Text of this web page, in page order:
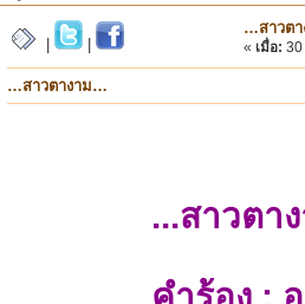
…สาวต
« เมื่อ: 30
…สาวตางาม…
...สาวตา
คำร้อง :